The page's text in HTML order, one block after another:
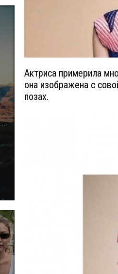
Актриса примерила
она изображена с
позах.